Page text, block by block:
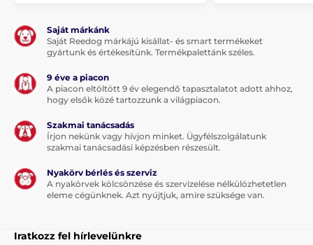
Saját márkánk
Saját Reedog márkájú kisállat- és smart termékeket
gyártunk és értékesítünk. Termékpalettánk széles.
9 éve a piacon
A piacon eltöltött 9 év elegendő tapasztalatot adott ahhoz,
hogy elsők közé tartozzunk a világpiacon.
Szakmai tanácsadás
Írjon nekünk vagy hívjon minket. Ügyfélszolgálatunk
szakmai tanácsadási képzésben részesült.
Nyakörv bérlés és szerviz
A nyakörvek kölcsönzése és szervizelése nélkülözhetetlen
eleme cégünknek. Azt nyújtjuk, amire szüksége van.
Iratkozz fel hírlevelünkre